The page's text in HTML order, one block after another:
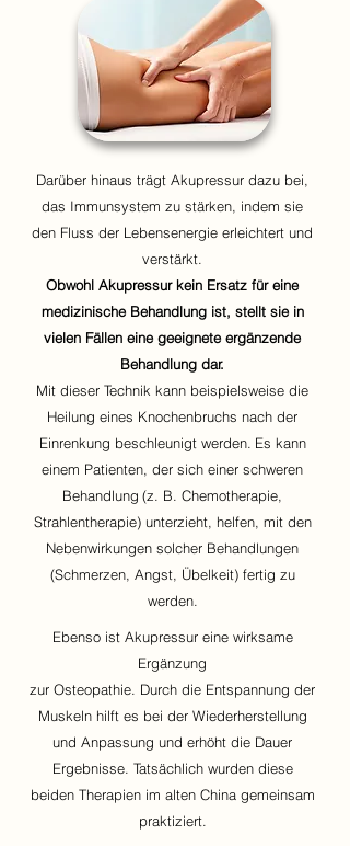
Darüber hinaus trägt Akupressur dazu bei,
das Immunsystem zu stärken, indem sie
den Fluss der Lebensenergie erleichtert und
verstärkt.
Obwohl Akupressur kein Ersatz für eine
medizinische Behandlung ist, stellt sie in
vielen Fällen eine geeignete ergänzende
Behandlung dar.
Mit dieser Technik kann beispielsweise die
Heilung eines Knochenbruchs nach der
Einrenkung beschleunigt werden. Es kann
einem Patienten, der sich einer schweren
Behandlung (z. B. Chemotherapie,
Strahlentherapie) unterzieht, helfen, mit den
Nebenwirkungen solcher Behandlungen
(Schmerzen, Angst, Übelkeit) fertig zu
werden.
Ebenso ist Akupressur eine wirksame
Ergänzung
zur Osteopathie. Durch die Entspannung der
Muskeln hilft es bei der Wiederherstellung
und Anpassung und erhöht die Dauer
Ergebnisse. Tatsächlich wurden diese
beiden Therapien im alten China gemeinsam
praktiziert.